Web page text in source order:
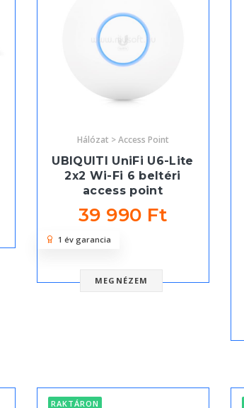
Hálózat > Access Point
UBIQUITI UniFi U6-Lite
2x2 Wi-Fi 6 beltéri
access point
39 990 Ft
MEGNÉZEM
1 év garancia
RAKTÁRON